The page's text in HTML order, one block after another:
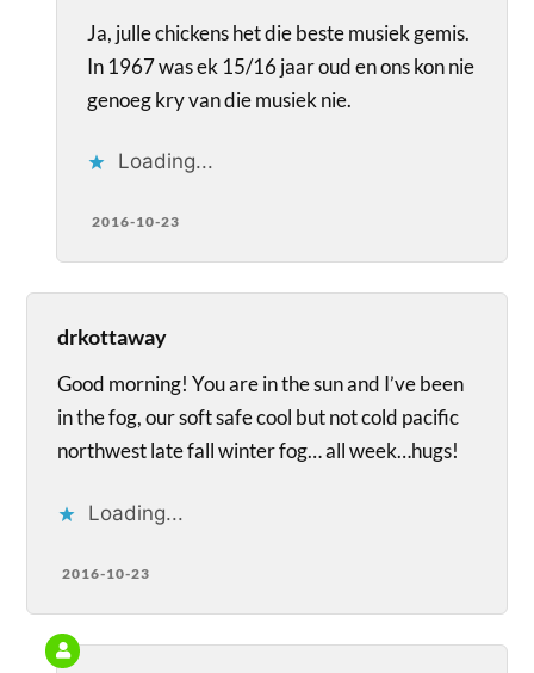
Ja, julle chickens het die beste musiek gemis.
In 1967 was ek 15/16 jaar oud en ons kon nie
genoeg kry van die musiek nie.
Loading...
2016-10-23
drkottaway
Good morning! You are in the sun and I’ve been
in the fog, our soft safe cool but not cold pacific
northwest late fall winter fog… all week…hugs!
Loading...
2016-10-23